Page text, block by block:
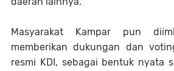
Masyarakat Kampar pun
memberikan dukungan dan
resmi KDI, sebagai bentuk nyata